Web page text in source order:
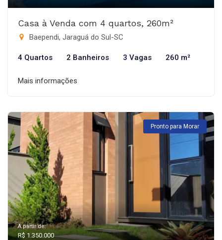
Casa à Venda com 4 quartos, 260m²
Baependi, Jaraguá do Sul-SC
4 Quartos 2 Banheiros 3 Vagas 260 m²
Mais informações
Pronto para Morar
A partir de:
R$ 1.350.000